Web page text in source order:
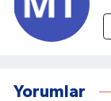
Yorumlar